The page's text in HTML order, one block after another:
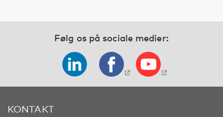
Følg os på sociale medier:
KONTAKT